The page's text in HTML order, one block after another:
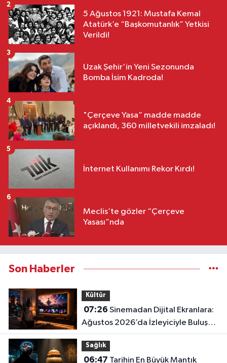
5 Ağustos 1921: Mustafa Kemal
Atatürk’e “Başkomutanlık” Yetkisi
Verildi!
2
Uzak Şehir'in Yeni Sezonunda
Bomba İsim Kadroda!
3
"Çerçeve Yasa” madde madde
açıklandı, 360 milletvekili imzaladı!
4
İnternet Kullanımı Rekor Kırdı!
5
Meclis’te gözler “Çerçeve
Yasası”nda
6
Son Haberler
Kültür
07:26
Ağustos 2026’da İzleyiciyle Buluşan
En İddialı Yapımlar
Sağlık
06:47